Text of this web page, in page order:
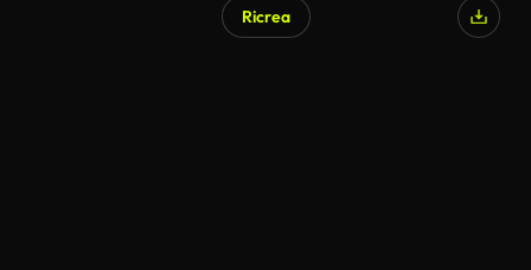
Ricrea